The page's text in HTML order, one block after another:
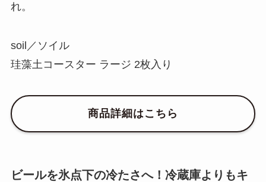
れ。
soil／ソイル
珪藻土コースター ラージ 2枚入り
商品詳細はこちら
ビールを氷点下の冷たさへ！冷蔵庫よりもキ